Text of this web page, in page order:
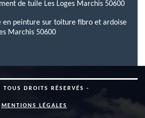
de tuile Les Loges Marchis 50600
en peinture sur toiture fibro et ardoise
Marchis 50600
DROITS RÉSERVÉS -
MENTIONS LÉGALES